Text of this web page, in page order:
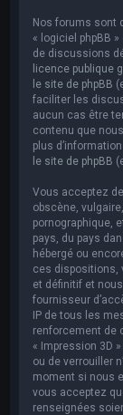
Nos forums sont
« logiciel phpBB
de discussions
licence publique
le site de phpBB
faciliter les
aucun cas être
contenu que
plus
le site de phpBB
Vous acceptez
obscène,
pornographique,
pays, du pays
hébergé ou
ces dispositions,
et définitif et
fournisseur
IP de tous les
renforcement de
« Impression 3D
ou de verrouiller
moment si nous
vous acceptez
renseignées